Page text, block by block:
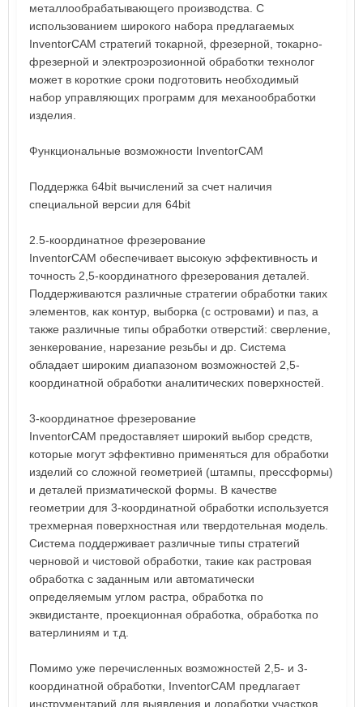
металлообрабатывающего производства. С
использованием широкого набора предлагаемых
InventorCAM стратегий токарной, фрезерной, токарно-
фрезерной и электроэрозионной обработки технолог
может в короткие сроки подготовить необходимый
набор управляющих программ для механообработки
изделия.
Функциональные возможности InventorCAM
Поддержка 64bit вычислений за счет наличия
специальной версии для 64bit
2.5-координатное фрезерование
InventorCAM обеспечивает высокую эффективность и
точность 2,5-координатного фрезерования деталей.
Поддерживаются различные стратегии обработки таких
элементов, как контур, выборка (с островами) и паз, а
также различные типы обработки отверстий: сверление,
зенкерование, нарезание резьбы и др. Система
обладает широким диапазоном возможностей 2,5-
координатной обработки аналитических поверхностей.
3-координатное фрезерование
InventorCAM предоставляет широкий выбор средств,
которые могут эффективно применяться для обработки
изделий со сложной геометрией (штампы, прессформы)
и деталей призматической формы. В качестве
геометрии для 3-координатной обработки используется
трехмерная поверхностная или твердотельная модель.
Система поддерживает различные типы стратегий
черновой и чистовой обработки, такие как растровая
обработка с заданным или автоматически
определяемым углом растра, обработка по
эквидистанте, проекционная обработка, обработка по
ватерлиниям и т.д.
Помимо уже перечисленных возможностей 2,5- и 3-
координатной обработки, InventorCAM предлагает
инструментарий для выявления и доработки участков,